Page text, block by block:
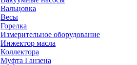
Вальцовка
Весы
Горелка
Измерительное оборудование
Инжектор масла
Коллектора
Муфта Ганзена